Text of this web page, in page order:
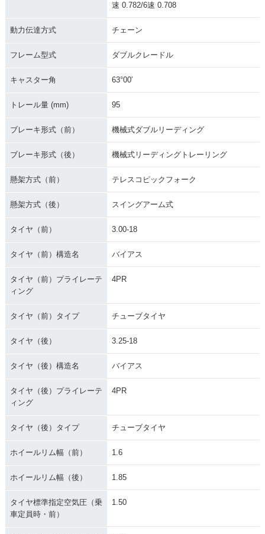
速 0.782/6速 0.708
動力伝達方式 チェーン
フレーム型式 ダブルクレードル
キャスター角 63°00′
トレール量 (mm) 95
ブレーキ形式（前） 機械式ダブルリーディング
ブレーキ形式（後） 機械式リーディングトレーリング
懸架方式（前） テレスコピックフォーク
懸架方式（後） スイングアーム式
タイヤ（前） 3.00-18
タイヤ（前）構造名 バイアス
タイヤ（前）プライレーテ
ィング
4PR
タイヤ（前）タイプ チューブタイヤ
タイヤ（後） 3.25-18
タイヤ（後）構造名 バイアス
タイヤ（後）プライレーテ
ィング
4PR
タイヤ（後）タイプ チューブタイヤ
ホイールリム幅（前） 1.6
ホイールリム幅（後） 1.85
タイヤ標準指定空気圧（乗
車定員時・前）
1.50